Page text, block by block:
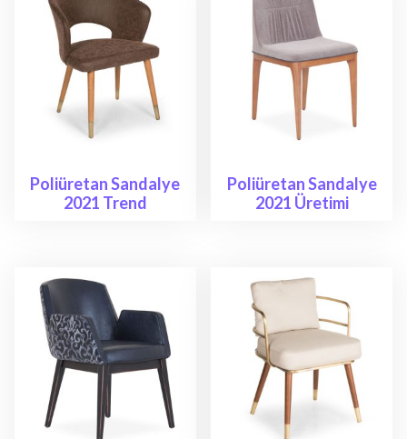
Poliüretan Sandalye
2021 Trend
Poliüretan Sandalye
2021 Üretimi